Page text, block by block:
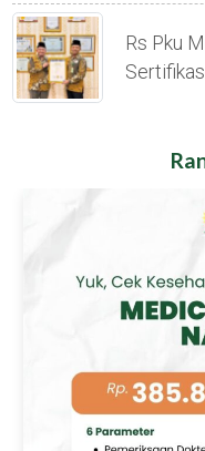
Rs Pku